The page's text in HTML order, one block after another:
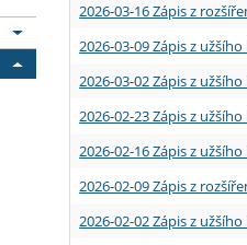
2026-03-16 Zápis z
2026-03-09 Zápis z
2026-03-02 Zápis z
2026-02-23 Zápis z
2026-02-16 Zápis z
2026-02-09 Zápis z
2026-02-02 Zápis z